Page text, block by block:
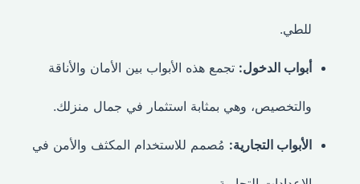
للطي.
أبواب الدخول:تجمع هذه الأبواب بين الأمان والأناقة
والتخصيص، وهي بمثابة استثمار في جمال منزلك.
الأبواب التجارية:مُصمم للاستخدام المكثف والأمن في